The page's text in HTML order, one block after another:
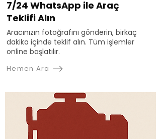
7/24 WhatsApp ile Araç
Teklifi Alın
Aracınızın fotoğrafını gönderin, birkaç
dakika içinde teklif alın. Tüm işlemler
online başlatılır.
Hemen Ara